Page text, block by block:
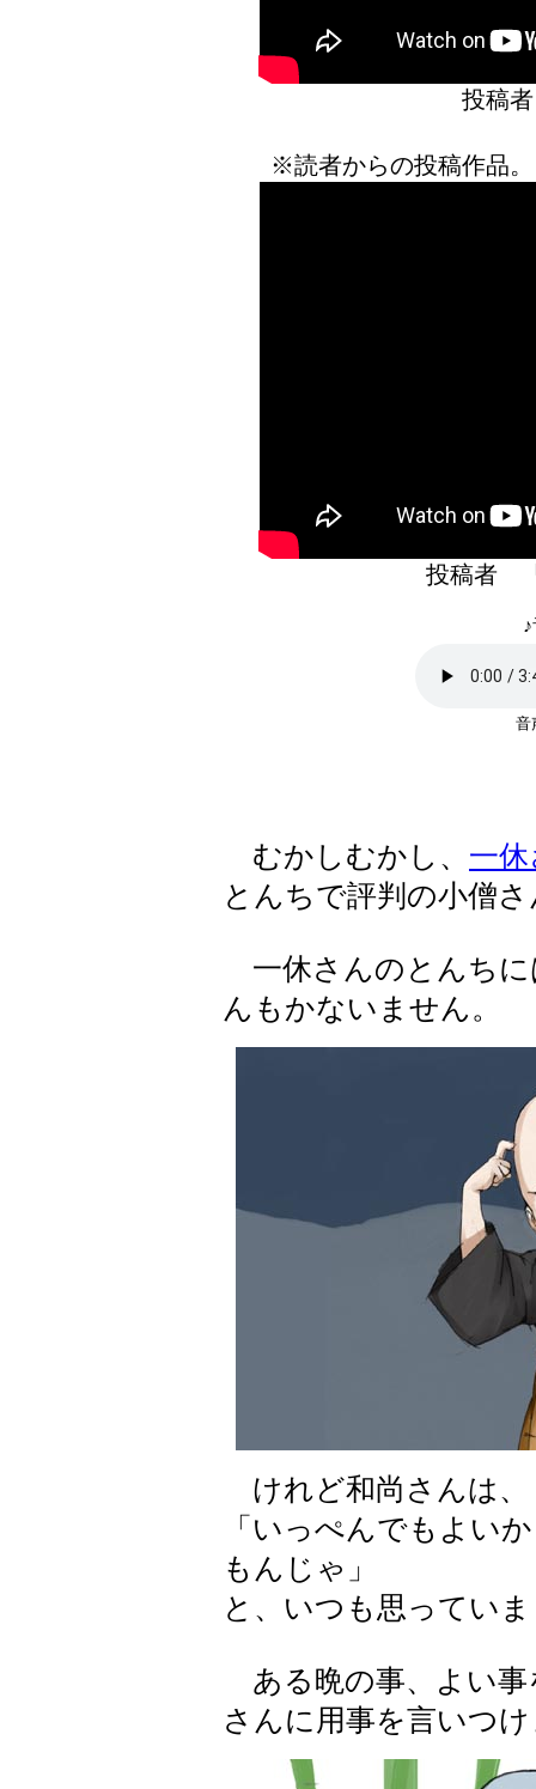
投稿
※読者からの投稿作品
投稿者
むかしむかし、 一
とんちで評判の小僧
一休さんのとんちに
んもかないません。
けれど和尚さんは、
「いっぺんでもよい
もんじゃ」
と、いつも思ってい
ある晩の事、よい事
さんに用事を言いつ